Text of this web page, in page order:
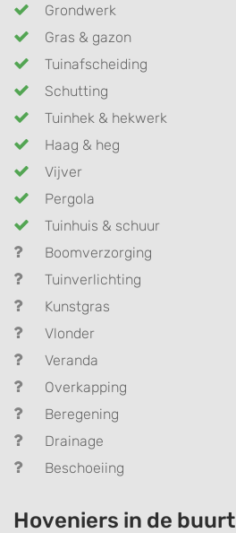
Grondwerk
Gras & gazon
Tuinafscheiding
Schutting
Tuinhek & hekwerk
Haag & heg
Vijver
Pergola
Tuinhuis & schuur
Boomverzorging
Tuinverlichting
Kunstgras
Vlonder
Veranda
Overkapping
Beregening
Drainage
Beschoeiing
Hoveniers in de buurt